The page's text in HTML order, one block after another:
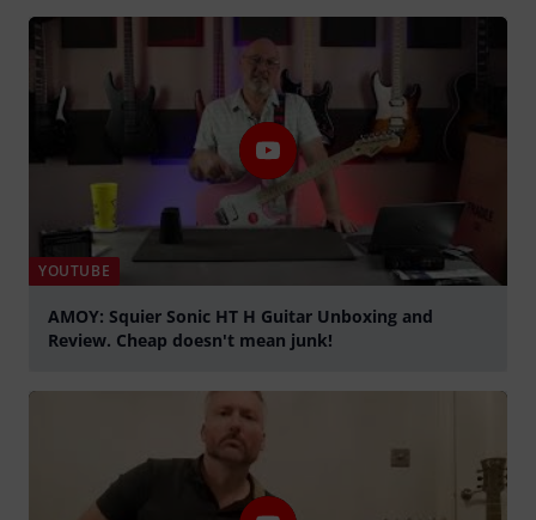
YOUTUBE
AMOY: Squier Sonic HT H Guitar Unboxing and
Review. Cheap doesn't mean junk!